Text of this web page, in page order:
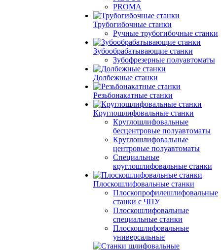
PROMA
Трубогибочные станки
Ручные трубогибочные станки
Зубообрабатывающие станки
Зубофрезерные полуавтоматы
Долбежные станки
Резьбонакатные станки
Круглошлифовальные станки
Круглошлифовальные
бесцентровые полуавтоматы
Круглошлифовальные
центровые полуавтоматы
Специальные
круглошлифовальные станки
Плоскошлифовальные станки
Плоскопрофилешлифовальные
станки с ЧПУ
Плоскошлифовальные
специальные станки
Плоскошлифовальные
универсальные